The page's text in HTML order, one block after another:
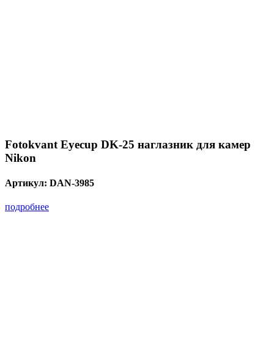
Fotokvant Eyecup DK-25 наглазник для камер
Nikon
Артикул: DAN-3985
подробнее